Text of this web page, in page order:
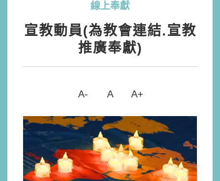
線上奉獻
宣教動員(為教會連結.宣教
推廣奉獻)
A- A A+